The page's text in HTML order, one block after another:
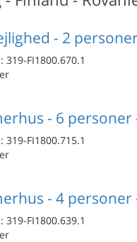
- 2
319-FI1800.670.1
- 6 personer
319-FI1800.715.1
- 4 personer
319-FI1800.639.1